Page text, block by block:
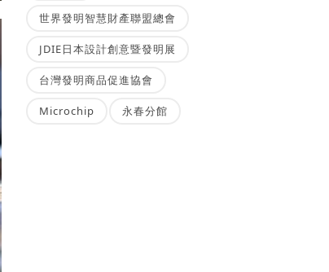
世界發明智慧財產聯盟總會
JDIE日本設計創意暨發明展
台灣發明商品促進協會
Microchip 永春分館